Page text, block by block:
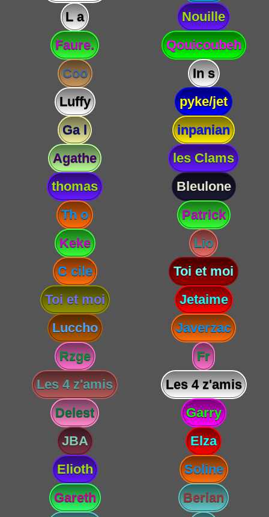
L a
Nouille
Faure.
Qouicoubeh
Coo
In s
Luffy
pyke/jet
Ga l
inpanian
Agathe
les Clams
thomas
Bleulone
Th o
Patrick
Keke
Lio
C cile
Toi et moi
Toi et moi
Jetaime
Luccho
Javerzac
Rzge
Fr
Les 4 z'amis
Les 4 z'amis
Delest
Garry
JBA
Elza
Elioth
Soline
Gareth
Berian